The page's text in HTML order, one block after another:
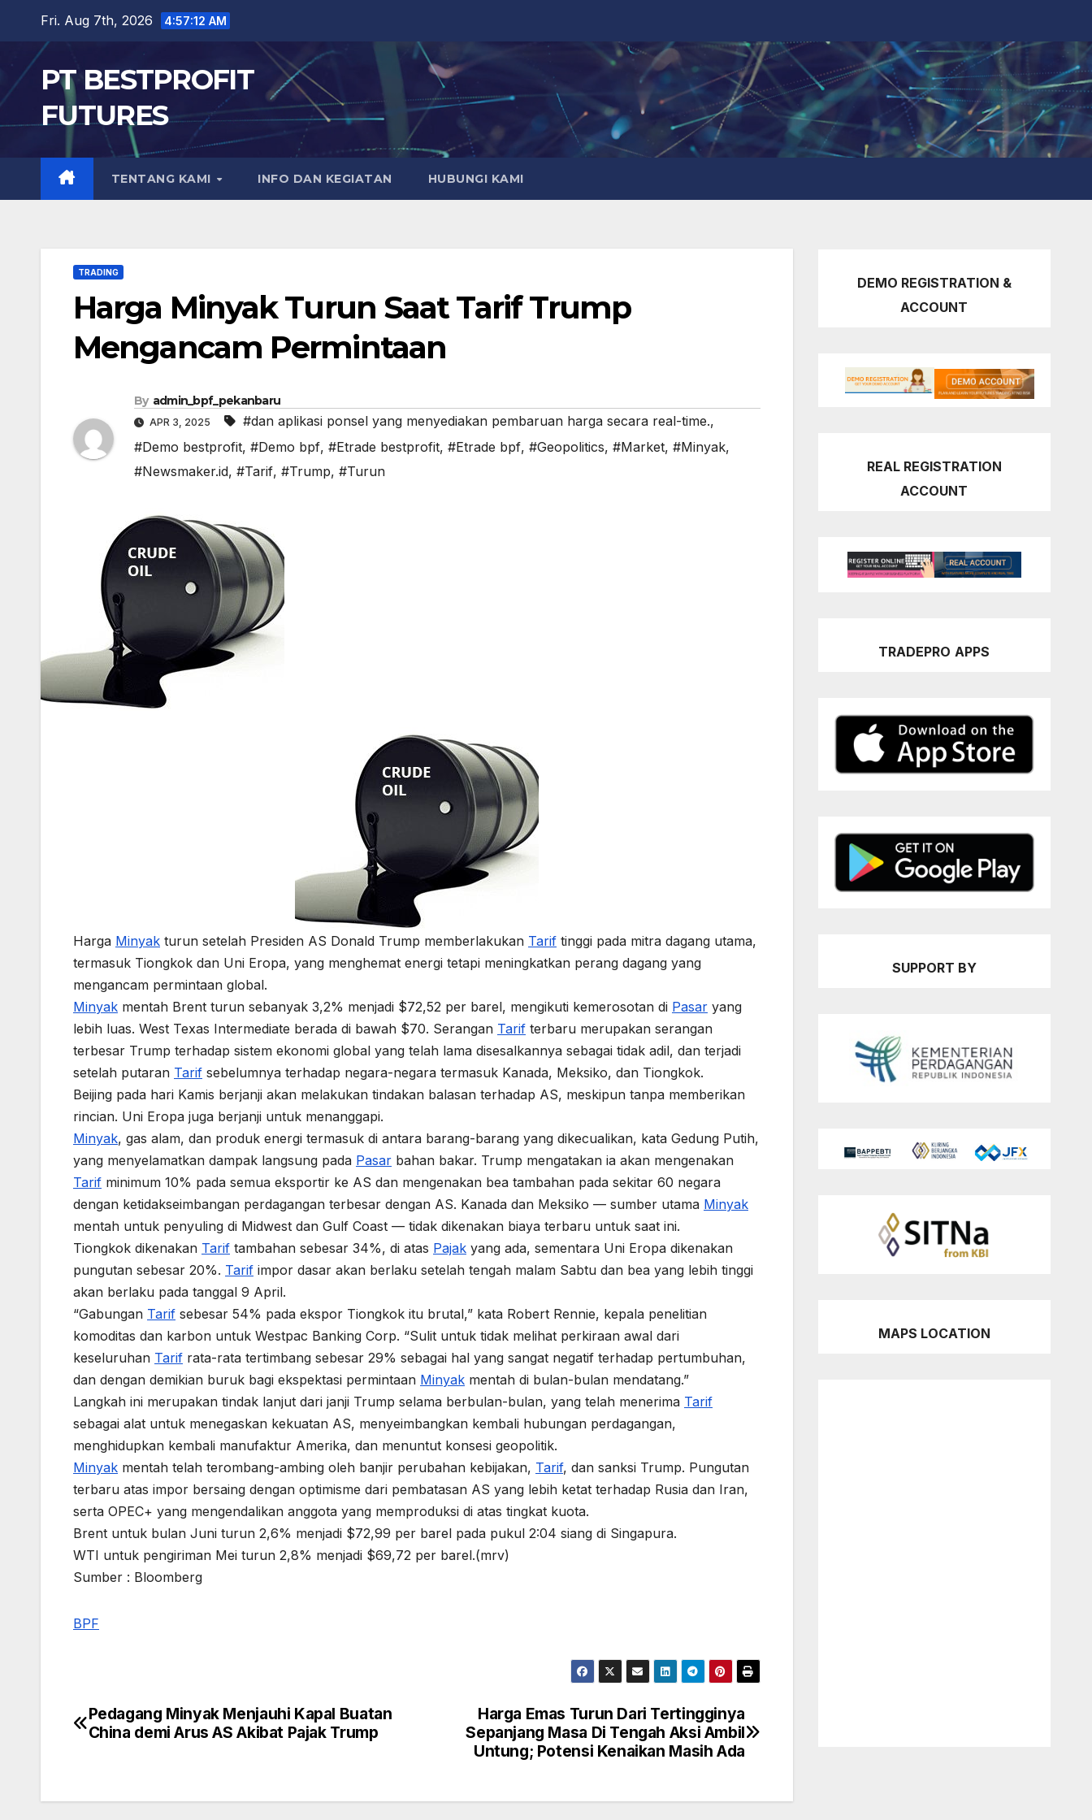
content
Fri. Aug 7th, 2026 4:57:13 AM
PT BESTPROFIT
FUTURES
TENTANG KAMI INFO DAN KEGIATAN HUBUNGI KAMI
TRADING
Harga Minyak Turun Saat Tarif Trump
Mengancam Permintaan
By admin_bpf_pekanbaru
APR 3, 2025 #dan aplikasi ponsel yang menyediakan pembaruan harga secara real-time.,
#Demo bestprofit, #Demo bpf, #Etrade bestprofit, #Etrade bpf, #Geopolitics, #Market, #Minyak,
#Newsmaker.id, #Tarif, #Trump, #Turun
Harga Minyak turun setelah Presiden AS Donald Trump memberlakukan Tarif tinggi pada mitra dagang utama,
termasuk Tiongkok dan Uni Eropa, yang menghemat energi tetapi meningkatkan perang dagang yang
mengancam permintaan global.
Minyak mentah Brent turun sebanyak 3,2% menjadi $72,52 per barel, mengikuti kemerosotan di Pasar yang
lebih luas. West Texas Intermediate berada di bawah $70. Serangan Tarif terbaru merupakan serangan
terbesar Trump terhadap sistem ekonomi global yang telah lama disesalkannya sebagai tidak adil, dan terjadi
setelah putaran Tarif sebelumnya terhadap negara-negara termasuk Kanada, Meksiko, dan Tiongkok.
Beijing pada hari Kamis berjanji akan melakukan tindakan balasan terhadap AS, meskipun tanpa memberikan
rincian. Uni Eropa juga berjanji untuk menanggapi.
Minyak, gas alam, dan produk energi termasuk di antara barang-barang yang dikecualikan, kata Gedung Putih,
yang menyelamatkan dampak langsung pada Pasar bahan bakar. Trump mengatakan ia akan mengenakan
Tarif minimum 10% pada semua eksportir ke AS dan mengenakan bea tambahan pada sekitar 60 negara
dengan ketidakseimbangan perdagangan terbesar dengan AS. Kanada dan Meksiko — sumber utama Minyak
mentah untuk penyuling di Midwest dan Gulf Coast — tidak dikenakan biaya terbaru untuk saat ini.
Tiongkok dikenakan Tarif tambahan sebesar 34%, di atas Pajak yang ada, sementara Uni Eropa dikenakan
pungutan sebesar 20%. Tarif impor dasar akan berlaku setelah tengah malam Sabtu dan bea yang lebih tinggi
akan berlaku pada tanggal 9 April.
“Gabungan Tarif sebesar 54% pada ekspor Tiongkok itu brutal,” kata Robert Rennie, kepala penelitian
komoditas dan karbon untuk Westpac Banking Corp. “Sulit untuk tidak melihat perkiraan awal dari
keseluruhan Tarif rata-rata tertimbang sebesar 29% sebagai hal yang sangat negatif terhadap pertumbuhan,
dan dengan demikian buruk bagi ekspektasi permintaan Minyak mentah di bulan-bulan mendatang.”
Langkah ini merupakan tindak lanjut dari janji Trump selama berbulan-bulan, yang telah menerima Tarif
sebagai alat untuk menegaskan kekuatan AS, menyeimbangkan kembali hubungan perdagangan,
menghidupkan kembali manufaktur Amerika, dan menuntut konsesi geopolitik.
Minyak mentah telah terombang-ambing oleh banjir perubahan kebijakan, Tarif, dan sanksi Trump. Pungutan
terbaru atas impor bersaing dengan optimisme dari pembatasan AS yang lebih ketat terhadap Rusia dan Iran,
serta OPEC+ yang mengendalikan anggota yang memproduksi di atas tingkat kuota.
Brent untuk bulan Juni turun 2,6% menjadi $72,99 per barel pada pukul 2:04 siang di Singapura.
WTI untuk pengiriman Mei turun 2,8% menjadi $69,72 per barel.(mrv)
Sumber : Bloomberg
BPF
Post
Harga Emas Turun Dari Tertingginya
Sepanjang Masa Di Tengah Aksi Ambil
Untung; Potensi Kenaikan Masih Ada
Pedagang Minyak Menjauhi Kapal Buatan
China demi Arus AS Akibat Pajak Trump
DEMO REGISTRATION &
ACCOUNT
REAL REGISTRATION
ACCOUNT
TRADEPRO APPS
SUPPORT BY
MAPS LOCATION